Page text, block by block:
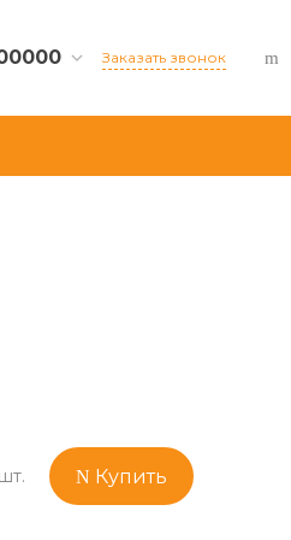
Заказать звонок
шт. Купить